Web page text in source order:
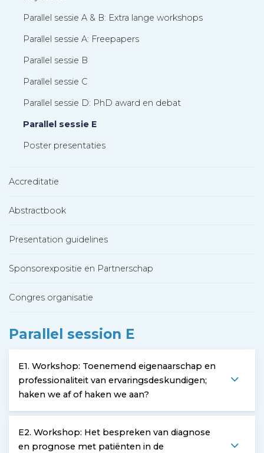
Parallel sessie A & B: Extra lange workshops
Parallel sessie A: Freepapers
Parallel sessie B
Parallel sessie C
Parallel sessie D: PhD award en debat
Parallel sessie E
Poster presentaties
Accreditatie
Abstractbook
Presentation guidelines
Sponsorexpositie en Partnerschap
Congres organisatie
Parallel session E
E1. Workshop: Toenemend eigenaarschap en
professionaliteit van ervaringsdeskundigen;
haken we af of haken we aan?
E2. Workshop: Het bespreken van diagnose
en prognose met patiënten in de